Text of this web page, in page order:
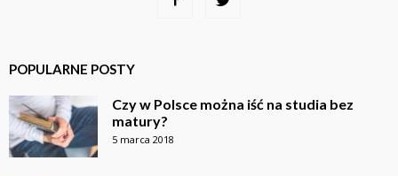
POPULARNE POSTY
Czy w Polsce można iść na studia bez
matury?
5 marca 2018